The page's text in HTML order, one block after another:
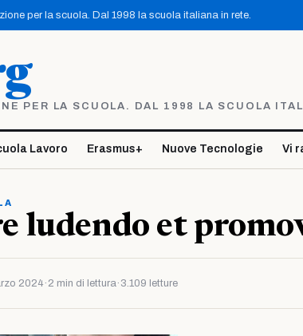
per la scuola. Dal 1998 la scuola italiana in rete.
PER LA SCUOLA. DAL 1998 LA SCUOLA
Lavoro Erasmus+ Nuove Tecnologie Vi
ludendo et
2024 · 2 min di lettura· 3.109 letture